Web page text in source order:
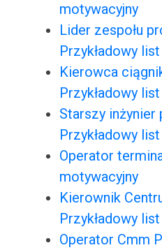
motywacyjny
Lider zespołu
Przykładowy
Kierowca
Przykładowy
Starszy inżynier
Przykładowy
Operator
motywacyjny
Kierownik
Przykładowy
Operator Cmm